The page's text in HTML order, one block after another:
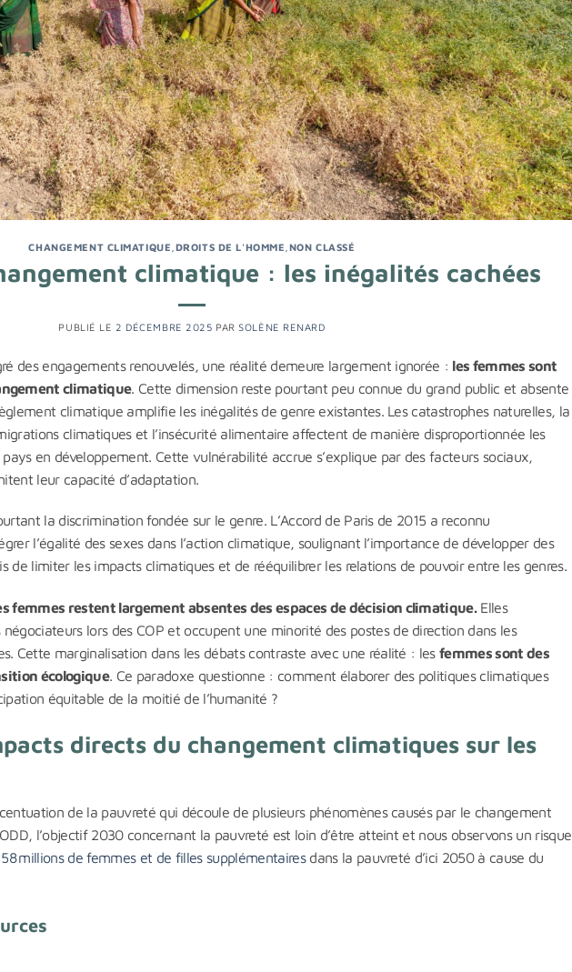
CHANGEMENT CLIMATIQUE DROITS DE L'HOMME NON CLASSÉ
climatique : les inégalités cachées
PUBLIÉ LE 2 DÉCEMBRE 2025 PAR SOLÈNE RENARD
des engagements renouvelés, une réalité demeure largement ignorée : les femmes sont
climatique. Cette dimension reste pourtant peu connue du grand public et absente
climatique amplifie les inégalités de genre existantes. Les catastrophes naturelles, la
climatiques et l’insécurité alimentaire affectent de manière disproportionnée les
en développement. Cette vulnérabilité accrue s’explique par des facteurs sociaux,
leur capacité d’adaptation.
la discrimination fondée sur le genre. L’Accord de Paris de 2015 a reconnu
l’égalité des sexes dans l’action climatique, soulignant l’importance de développer des
de limiter les impacts climatiques et de rééquilibrer les relations de pouvoir entre les genres.
femmes restent largement absentes des espaces de décision climatique.Elles
lors des COP et occupent une minorité des postes de direction dans les
Cette marginalisation dans les débats contraste avec une réalité : lesfemmes sont des
écologique. Ce paradoxe questionne : comment élaborer des politiques climatiques
équitable de la moitié de l’humanité ?
directs du changement climatiques sur les
de la pauvreté qui découle de plusieurs phénomènes causés par le changement
l’objectif 2030 concernant la pauvreté est loin d’être atteint et nous observons un risque
millions de femmes et de filles supplémentairesdans la pauvreté d’ici 2050 à cause du